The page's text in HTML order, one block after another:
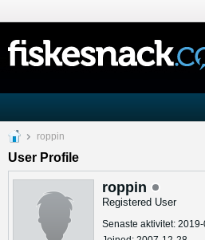
roppin
User Profile
roppin
Registered User
Senaste aktivitet: